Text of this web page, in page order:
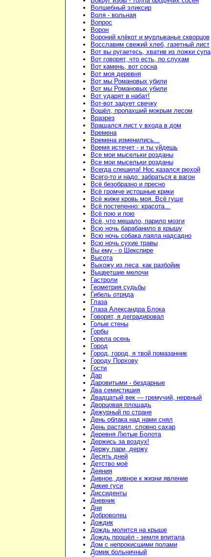
Волшебный эликсир
Воля - вольная
Вопрос
Ворон
Вороний клёкот и мурлыканье скворцов
Восславим свежий хлеб, газетный лист
Вот вы ругаетесь, хватив из ложки супа
Вот говорят, что есть, по слухам
Вот камень, вот сосна
Вот моя деревня
Вот мы Романовых убили
Вот мы Романовых убили
Вот ударят в набат!
Вот-вот задует свечку
Вошёл, пропахший мокрым лесом
Вразрез
Вращался лист у входа в дом
Времена
Времена изменились...
Время истечет - и ты уйдешь
Все мои мысельки розданы
Все мои мысельки розданы
Всегда спешила! Нос казался рюхой
Всего-то и надо: забраться в вагон
Всё безобразно и пресно
Всё громче истошные крики
Всё жиже кровь моя. Всё гуще
Всё постепенно: красота...
Всё пою и пою
Всё, что мешало, парило мозги
Всю ночь барабанило в крышу
Всю ночь собака лаяла надсадно
Всю ночь сухие травы
Вы ему - о Шекспире
Высота
Выхожу из леса, как разбойик
Выцветшие мелочи
Гастроли
Геометрия судьбы
Гибель отряда
Глаза
Глаза Александра Блока
Говорят, я деградировал
Голые стены
Горбы
Горела осень
Город
Город, город, я твой помазанник
Городу Порхову
Гости
Дар
Даровитыми - бездарные
Два семистишия
Двадцатый век — гремучий, нервный
Дворцовая площадь
Дежурный по стране
День облака над нами снял
День растаял, словно сахар
Деревня Лютые Болота
Держись за воздух!
Держу пари, держу
Десять дней
Детство моё
Деяния
Дивное, дивное к жизни явление
Дикие гуси
Диссиденты
Дневник
Дни
Доброволец
Дождик
Дождь молится на крыше
Дождь прошёл - земля впитала
Дом с непрокисшими полами
Домик больничный